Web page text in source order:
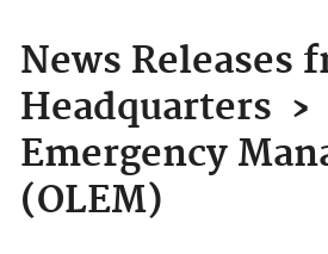
News Releases
Headquarters ›
Emergency
(OLEM)